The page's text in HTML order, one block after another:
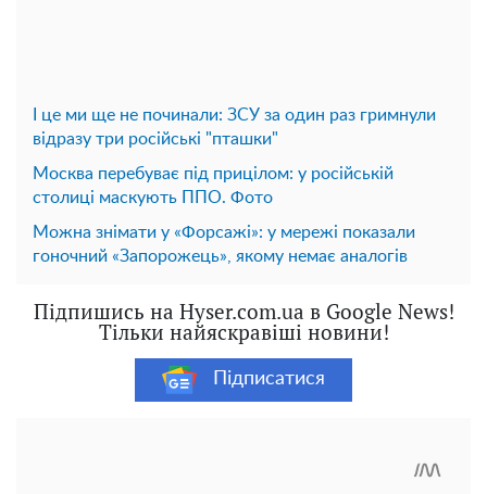
І це ми ще не починали: ЗСУ за один раз гримнули
відразу три російські "пташки"
Москва перебуває під прицілом: у російській
столиці маскують ППО. Фото
Можна знімати у «Форсажі»: у мережі показали
гоночний «Запорожець», якому немає аналогів
Підпишись на Hyser.com.ua в Google News!
Тільки найяскравіші новини!
Підписатися